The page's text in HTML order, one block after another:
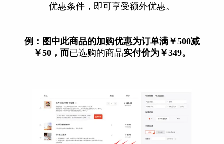
优惠条件，即可享受额外优惠。
例：图中此商品的加购优惠为订单满￥500减
￥50，而已选购的商品实付价为￥349。